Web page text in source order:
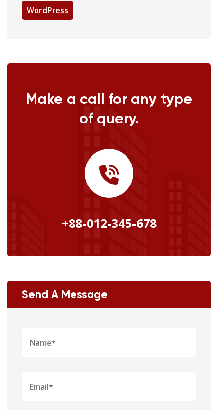
WordPress
Make a call for any type
of query.
+88-012-345-678
Send A Message